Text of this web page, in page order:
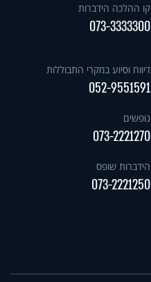
קו ההלכה הידברות
073-3333300
דיווח וסיוע במקרי התבוללות
052-9551591
נופשים
073-2221270
הידברות שופס
073-2221250